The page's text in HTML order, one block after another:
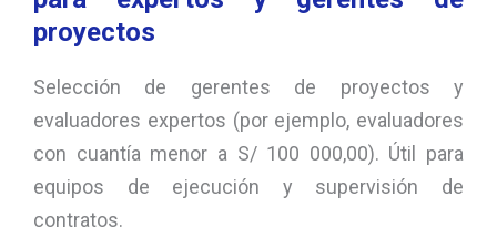
proyectos
Selección de gerentes de proyectos y
evaluadores expertos (por ejemplo, evaluadores
con cuantía menor a S/ 100 000,00). Útil para
equipos de ejecución y supervisión de
contratos.